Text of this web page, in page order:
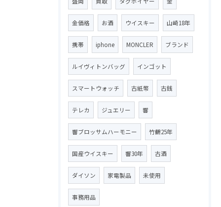
金価格 お酒 ウイスキー 山崎18年
携帯 iphone MONCLER ブランド
ルイヴィトンバッグ インゴット
スマートウォッチ 古紙幣 古銭
テレカ ジュエリー 響
響ブロッサムハーモニー 竹鶴25年
国産ウイスキー 響30年 古酒
ダイソン 家電製品 未使用
事務用品